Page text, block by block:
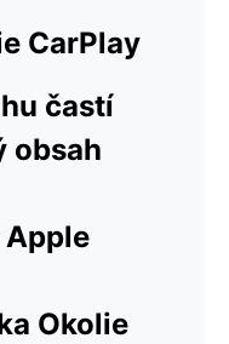
CarPlay
častí
obsah
Okolie